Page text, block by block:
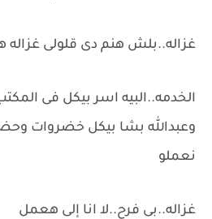
غزاله..بلش هنم دى قلولى غزاله
الخدمه..البيه اسر بيكل فى
وعبدالله بشا بيكل خضروات
نعملو
غزاله..بى فرح..لا انا إلى هعمل